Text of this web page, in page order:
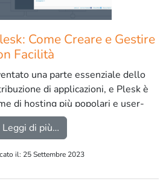
Come Creare e Gestire
Facilità
una parte essenziale dello
di applicazioni, e Plesk è
di hosting più popolari e user-
sei un developer che lavora con
possibilità di creare e gestire
Leggi di più…
il: 25 Settembre 2023